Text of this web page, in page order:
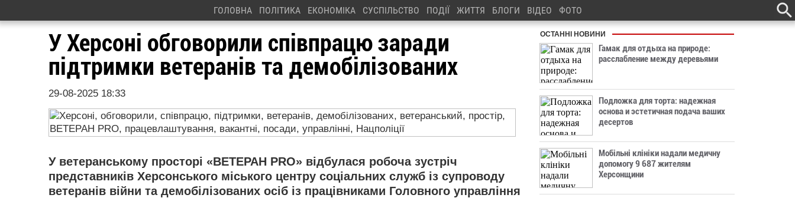
ГОЛОВНА ПОЛІТИКА ЕКОНОМІКА СУСПІЛЬСТВО ПОДІЇ ЖИТТЯ БЛОГИ ВІДЕО ФОТО
У Херсоні обговорили співпрацю заради
підтримки ветеранів та демобілізованих
29-08-2025 18:33
У ветеранському просторі «ВЕТЕРАН PRO» відбулася робоча зустріч
представників Херсонського міського центру соціальних служб із супроводу
ветеранів війни та демобілізованих осіб із працівниками Головного управління
ОСТАННІ НОВИНИ
Гамак для отдыха на природе:
расслабление между деревьями
Подложка для торта: надежная
основа и эстетичная подача ваших
десертов
Мобільні клініки надали медичну
допомогу 9 687 жителям
Херсонщини